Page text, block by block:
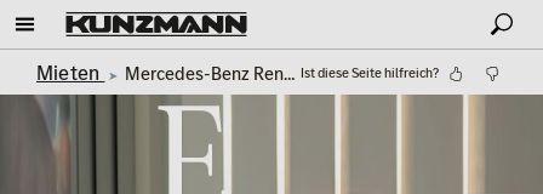
Mieten Mercedes-Benz Rent PKW Ist diese Seite hilfreich?